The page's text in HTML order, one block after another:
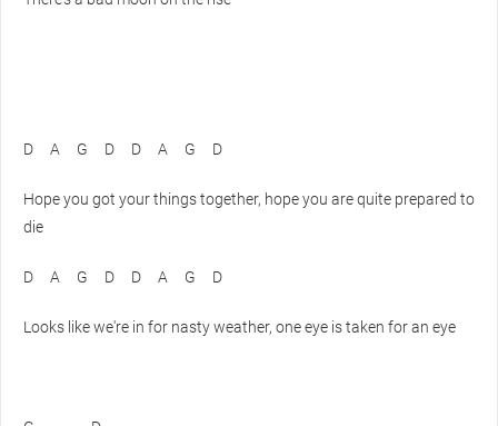
D A G D D A G D
Hope you got your things together, hope you are quite prepared to
die
D A G D D A G D
Looks like we're in for nasty weather, one eye is taken for an eye